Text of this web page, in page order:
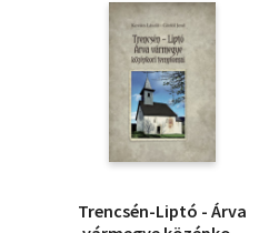
Trencsén-Liptó - Árva